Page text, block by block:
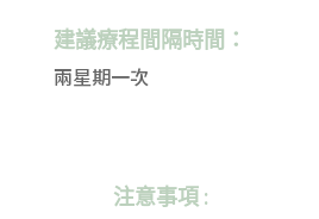
建議療程間隔時間：
兩星期一次
注意事項 :